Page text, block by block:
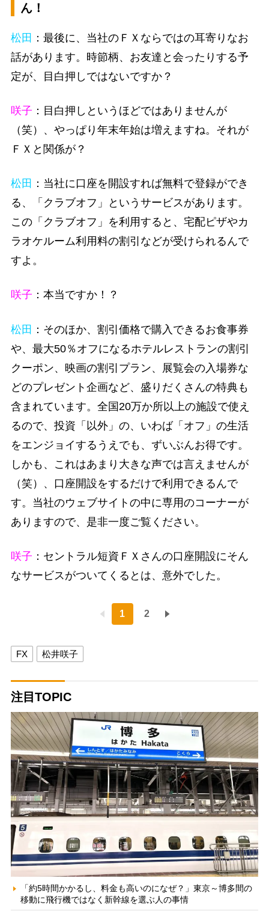
ん！
松田 ：最後に、当社のＦＸならではの耳寄りなお
話があります。時節柄、お友達と会ったりする予
定が、目白押しではないですか？
咲子 ：目白押しというほどではありませんが
（笑）、やっぱり年末年始は増えますね。それが
ＦＸと関係が？
松田 ：当社に口座を開設すれば無料で登録ができ
る、「クラブオフ」というサービスがあります。
この「クラブオフ」を利用すると、宅配ピザやカ
ラオケルーム利用料の割引などが受けられるんで
すよ。
咲子 ：本当ですか！？
松田 ：そのほか、割引価格で購入できるお食事券
や、最大50％オフになるホテルレストランの割引
クーポン、映画の割引プラン、展覧会の入場券な
どのプレゼント企画など、盛りだくさんの特典も
含まれています。全国20万か所以上の施設で使え
るので、投資「以外」の、いわば「オフ」の生活
をエンジョイするうえでも、ずいぶんお得です。
しかも、これはあまり大きな声では言えませんが
（笑）、口座開設をするだけで利用できるんで
す。当社のウェブサイトの中に専用のコーナーが
ありますので、是非一度ご覧ください。
咲子 ：セントラル短資ＦＸさんの口座開設にそん
なサービスがついてくるとは、意外でした。
1 2
FX 松井咲子
注目TOPIC
「約5時間かかるし、料金も高いのになぜ？」東京～博多間の
移動に飛行機ではなく新幹線を選ぶ人の事情